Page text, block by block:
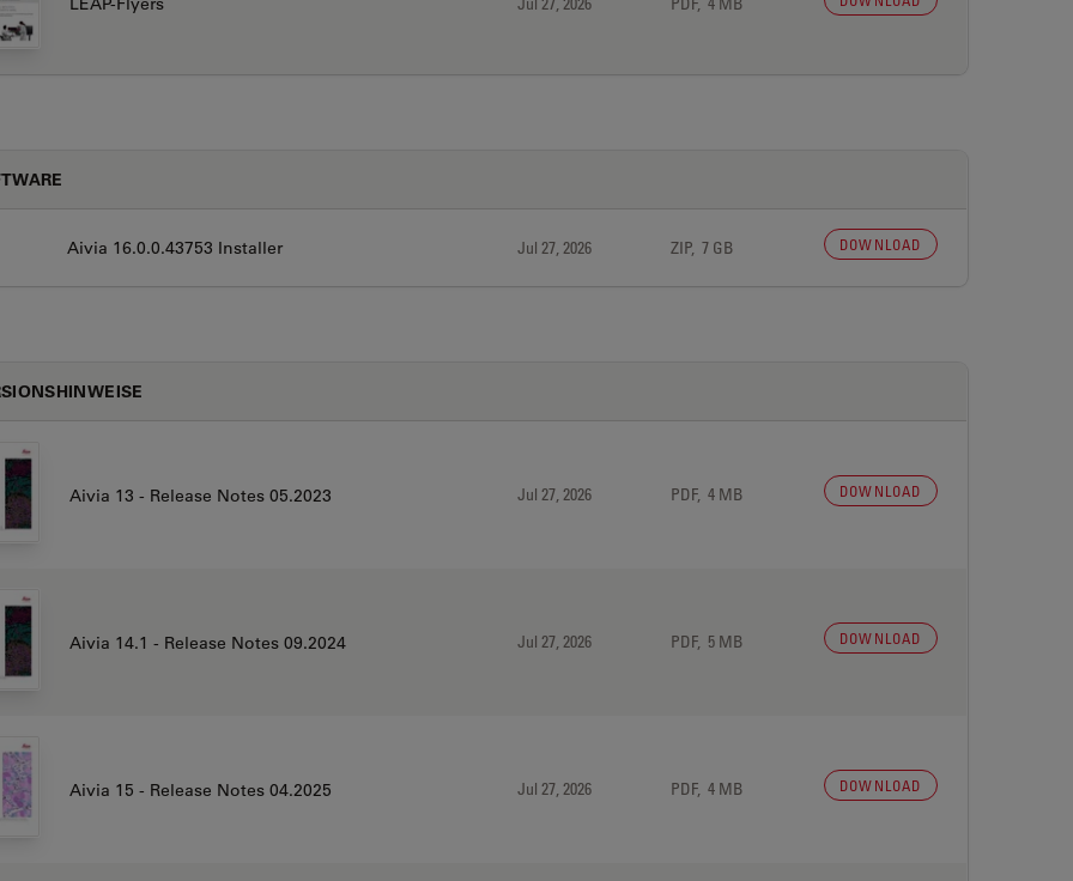
Aivia 16.0.0.43753 Installer Jul 27, 2026 ZIP, 7 GB DOWNLOAD
Aivia 13 - Release Notes 05.2023 Jul 27, 2026 PDF, 4 MB DOWNLOAD
Aivia 14.1 - Release Notes 09.2024 Jul 27, 2026 PDF, 5 MB DOWNLOAD
Aivia 15 - Release Notes 04.2025 Jul 27, 2026 PDF, 4 MB DOWNLOAD